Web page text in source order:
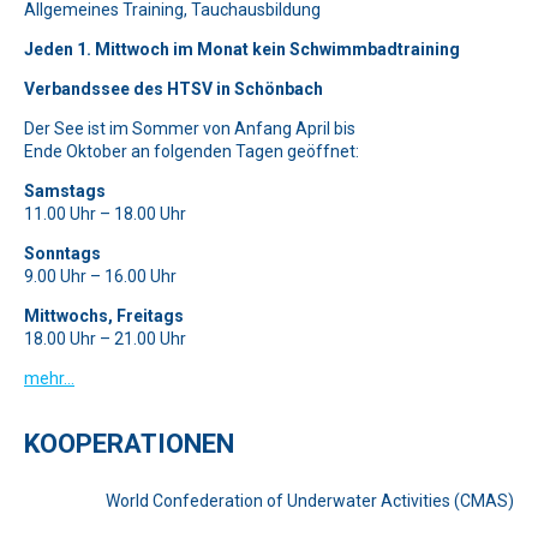
SymbolTasse
Allgemeines Training, Tauchausbildung
Jeden 1. Mittwoch im Monat kein Schwimmbadtraining
Verbandssee des HTSV in Schönbach
Der See ist im Sommer von Anfang April bis
Ende Oktober an folgenden Tagen geöffnet:
Samstags
11.00 Uhr – 18.00 Uhr
Sonntags
9.00 Uhr – 16.00 Uhr
Mittwochs, Freitags
18.00 Uhr – 21.00 Uhr
mehr…
KOOPERATIONEN
World Confederation of Underwater Activities (CMAS)